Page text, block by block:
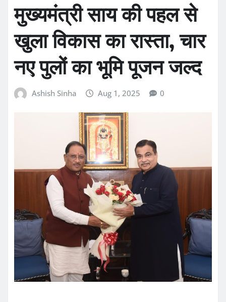
मुख्यमंत्री साय की पहल से
खुला विकास का रास्ता, चार
नए पुलों का भूमि पूजन जल्द
Ashish Sinha Aug 1, 2025 0